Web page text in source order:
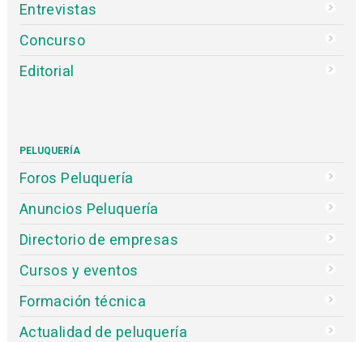
Entrevistas
Concurso
Editorial
PELUQUERÍA
Foros Peluquería
Anuncios Peluquería
Directorio de empresas
Cursos y eventos
Formación técnica
Actualidad de peluquería